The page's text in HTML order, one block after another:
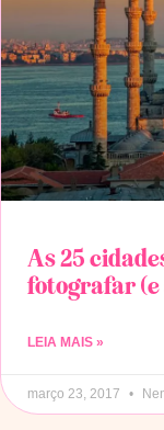
As 25
fotografar
LEIA MAIS »
março 23, 2017